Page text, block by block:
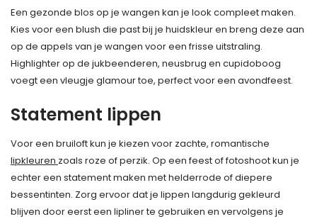
Een gezonde blos op je wangen kan je look compleet maken.
Kies voor een blush die past bij je huidskleur en breng deze aan
op de appels van je wangen voor een frisse uitstraling.
Highlighter op de jukbeenderen, neusbrug en cupidoboog
voegt een vleugje glamour toe, perfect voor een avondfeest.
Statement lippen
Voor een bruiloft kun je kiezen voor zachte, romantische
lipkleuren zoals roze of perzik. Op een feest of fotoshoot kun je
echter een statement maken met helderrode of diepere
bessentinten. Zorg ervoor dat je lippen langdurig gekleurd
blijven door eerst een lipliner te gebruiken en vervolgens je